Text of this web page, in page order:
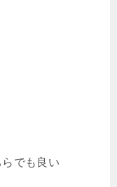
らでも良い